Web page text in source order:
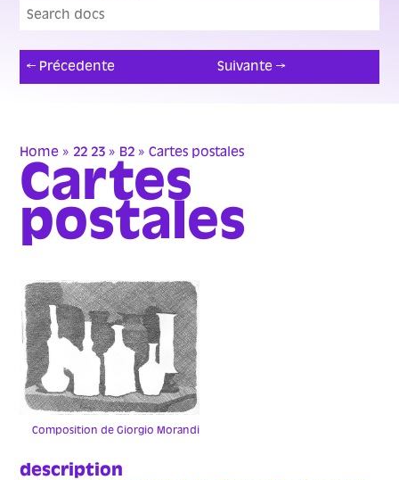
← Précedente Suivante →
Home » 22 23 » B2 » Cartes postales
Cartes
postales
Composition de Giorgio Morandi
description